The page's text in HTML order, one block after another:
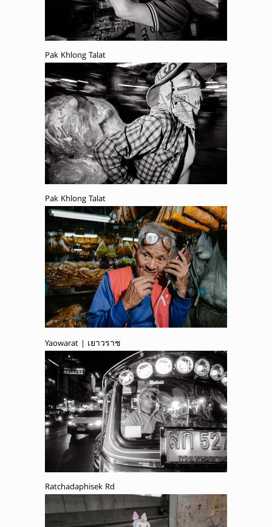
Pak Khlong Talat
Pak Khlong Talat
Yaowarat | เยาวราช
Ratchadaphisek Rd